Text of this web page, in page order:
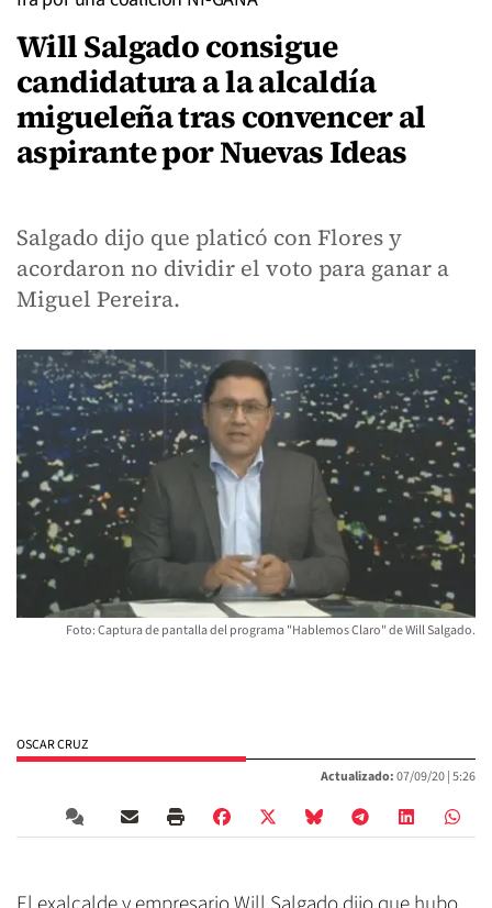
Will Salgado consigue
candidatura a la alcaldía
migueleña tras convencer al
aspirante por Nuevas Ideas
Salgado dijo que platicó con Flores y
acordaron no dividir el voto para ganar a
Miguel Pereira.
Foto: Captura de pantalla del programa "Hablemos Claro" de Will Salgado.
OSCAR CRUZ
Actualizado:07/09/20 |5:26